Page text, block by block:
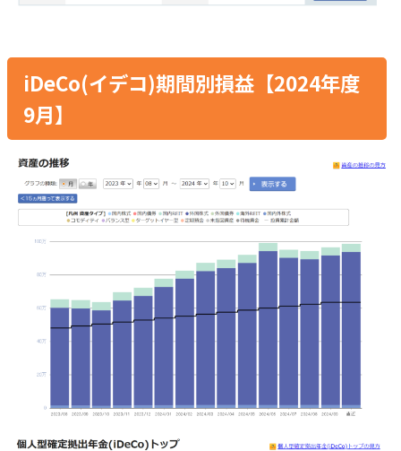
iDeCo(イデコ)期間別損益【2024年度
9月】